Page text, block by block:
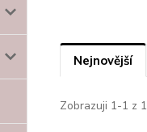
Nejnovější
Zobrazuji 1-1 z 1